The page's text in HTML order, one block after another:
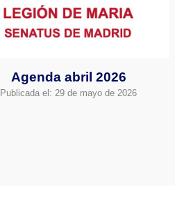
Agenda abril 2026
Publicada el: 29 de mayo de 2026